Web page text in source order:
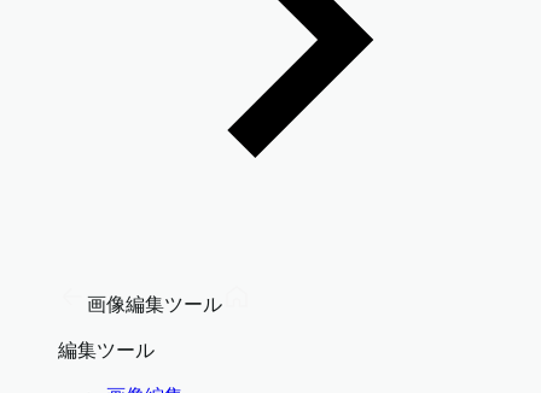
画像編集ツール
編集ツール